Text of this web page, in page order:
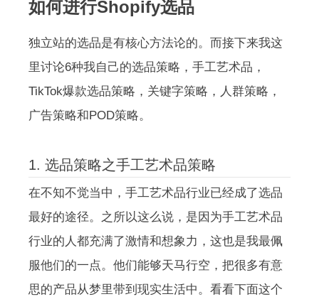
如何进行Shopify选品
独立站的选品是有核心方法论的。而接下来我这
里讨论6种我自己的选品策略，手工艺术品，
TikTok爆款选品策略，关键字策略，人群策略，
广告策略和POD策略。
1. 选品策略之手工艺术品策略
在不知不觉当中，手工艺术品行业已经成了选品
最好的途径。之所以这么说，是因为手工艺术品
行业的人都充满了激情和想象力，这也是我最佩
服他们的一点。他们能够天马行空，把很多有意
思的产品从梦里带到现实生活中。看看下面这个